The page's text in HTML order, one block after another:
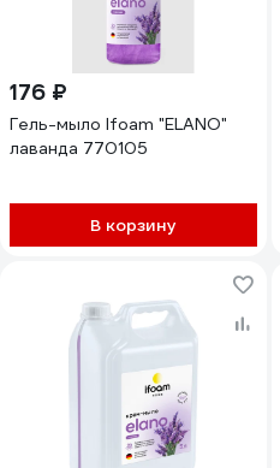
176 ₽
Гель-мыло Ifoam "ELANO"
лаванда 770105
В корзину